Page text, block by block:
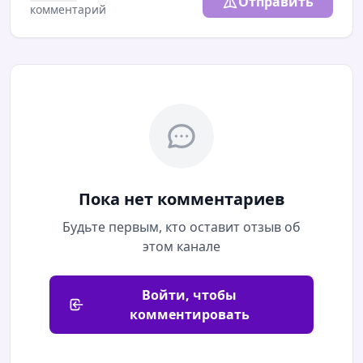
комментарий
Пока нет комментариев
Будьте первым, кто оставит отзыв об
этом канале
Войти, чтобы
комментировать
Мы в МАКС: https://max.ru/ya62ru
09.08.2026 / 07:08 Читать полностью
Больше политики, чем медицины? Что за
ковидные тайны обнаружились в дневниках